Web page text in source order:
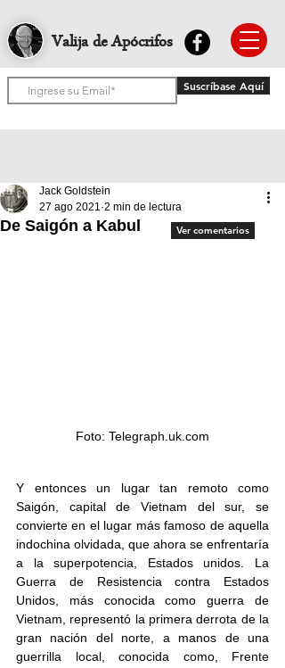
Valija de Apócrifos
Suscríbase Aquí
De Saigón a Kabul
Jack Goldstein
27 ago 2021 2 min de lectura
Foto: Telegraph.uk.com
Y entonces un lugar tan remoto como
Saigón, capital de Vietnam del sur, se
convierte en el lugar más famoso de aquella
indochina olvidada, que ahora se enfrentaría
a la superpotencia, Estados unidos. La
Guerra de Resistencia contra Estados
Unidos, más conocida como guerra de
Vietnam, representó la primera derrota de la
gran nación del norte, a manos de una
guerrilla local, conocida como, Frente
Ver comentarios